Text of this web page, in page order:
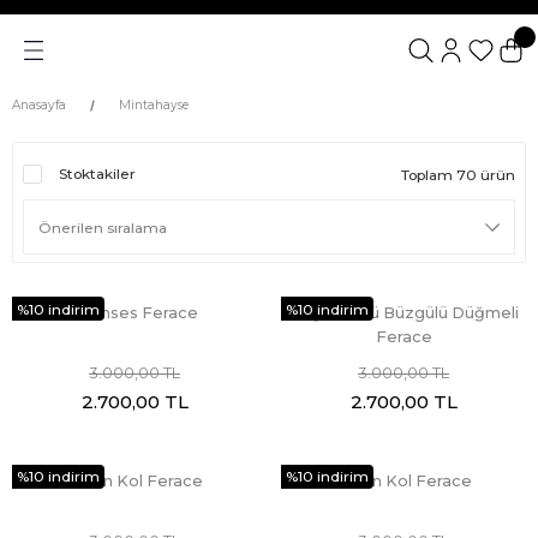
Anasayfa Mintahayse
Stoktakiler Toplam 70 ürün
%10 indirimPrenses Ferace
3.000,00 TL
2.700,00 TL
%10 indirim
Göğüs Üstü Büzgülü Düğmeli
Ferace
3.000,00 TL
2.700,00 TL
%10 indirimBalon Kol Ferace %10 indirimBalon Kol Ferace